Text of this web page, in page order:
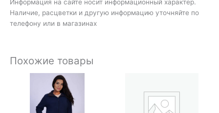
Информация на сайте носит информационный характер.
Наличие, расцветки и другую информацию уточняйте по
телефону или в магазинах
Похожие товары